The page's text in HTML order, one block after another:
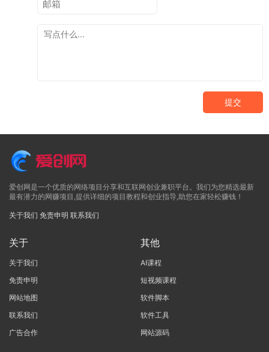
提交
爱创网是一个优质的网络项目分享和互联网创业兼职平台。我们为您精选最新
最有潜力的网赚项目,提供详细的项目教程和创业指导,助您在家轻松赚钱！
关于我们 免责申明 联系我们
关于
关于我们
免责申明
网站地图
联系我们
广告合作
其他
AI课程
短视频课程
软件脚本
软件工具
网站源码